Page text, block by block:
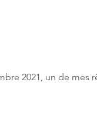
2021, un de mes